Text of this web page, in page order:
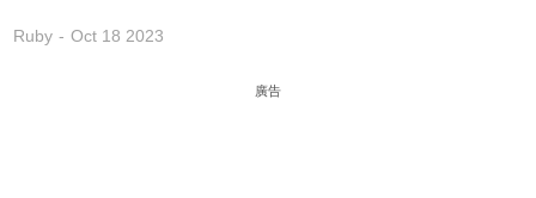
Ruby Oct 18 2023
廣告